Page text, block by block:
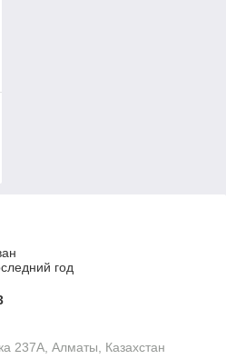
год
237А, Алматы, Казахстан